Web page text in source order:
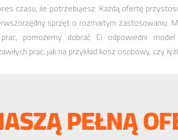
czasu, ile potrzebujesz. Każdą ofertę
sprzęt o rozmaitym zastosowaniu.
pomożemy dobrać Ci odpowiedni
prac, jak na przykład kosz osobowy, czy
PEŁNĄ